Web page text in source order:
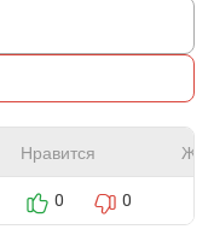
Нравится
0 0